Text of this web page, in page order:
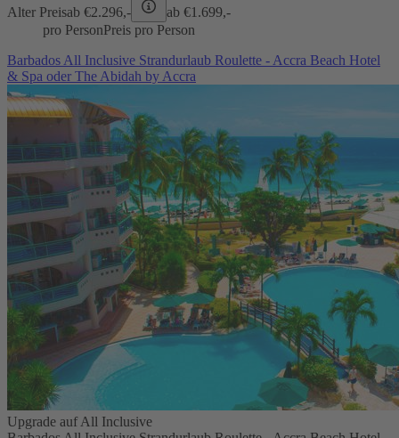
Alter Preisab €2.296,- ab €1.699,-
pro PersonPreis pro Person
Barbados All Inclusive Strandurlaub Roulette - Accra Beach Hotel
& Spa oder The Abidah by Accra
Upgrade auf All Inclusive